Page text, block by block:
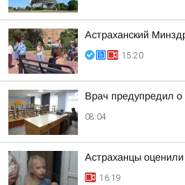
Астраханский
15:20
Врач предупредил о
08:04
Астраханцы
16:19